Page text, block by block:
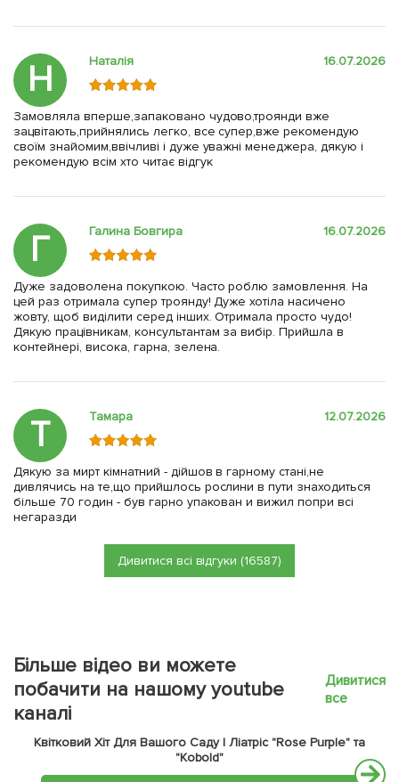
Н Наталія 16.07.2026
Замовляла вперше,запаковано чудово,троянди вже
зацвітають,прийнялись легко, все супер,вже рекомендую
своїм знайомим,ввічливі і дуже уважні менеджера, дякую і
рекомендую всім хто читає відгук
Г Галина Бовгира 16.07.2026
Дуже задоволена покупкою. Часто роблю замовлення. На
цей раз отримала супер троянду! Дуже хотіла насичено
жовту, щоб виділити серед інших. Отримала просто чудо!
Дякую працівникам, консультантам за вибір. Прийшла в
контейнері, висока, гарна, зелена.
Т Тамара 12.07.2026
Дякую за мирт кімнатний - дійшов в гарному стані,не
дивлячись на те,що прийшлось рослини в пути знаходиться
більше 70 годин - був гарно упакован и вижил попри всі
негаразди
Дивитися всі відгуки (16587)
Більше відео ви можете
побачити на нашому youtube
каналі
Дивитися
все
Квітковий Хіт Для Вашого Саду | Ліатріс "Rose Purple" та
"Kobold"